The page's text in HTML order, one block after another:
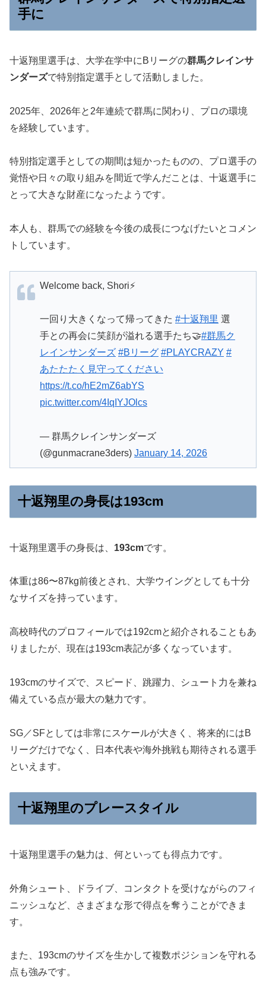
手に
十返翔里選手は、大学在学中にBリーグの群馬クレインサ
ンダーズで特別指定選手として活動しました。
2025年、2026年と2年連続で群馬に関わり、プロの環境
を経験しています。
特別指定選手としての期間は短かったものの、プロ選手の
覚悟や日々の取り組みを間近で学んだことは、十返選手に
とって大きな財産になったようです。
本人も、群馬での経験を今後の成長につなげたいとコメン
トしています。
Welcome back, Shori⚡️
一回り大きくなって帰ってきた #十返翔里 選
手との再会に笑顔が溢れる選手たち🤝#群馬ク
レインサンダーズ #Bリーグ #PLAYCRAZY #
あたたたく見守ってください
https://t.co/hE2mZ6abYS
pic.twitter.com/4IqIYJOlcs
— 群馬クレインサンダーズ
(@gunmacrane3ders) January 14, 2026
十返翔里の身長は193cm
十返翔里選手の身長は、 193cmです。
体重は86〜87kg前後とされ、大学ウイングとしても十分
なサイズを持っています。
高校時代のプロフィールでは192cmと紹介されることもあ
りましたが、現在は193cm表記が多くなっています。
193cmのサイズで、スピード、跳躍力、シュート力を兼ね
備えている点が最大の魅力です。
SG／SFとしては非常にスケールが大きく、将来的にはB
リーグだけでなく、日本代表や海外挑戦も期待される選手
といえます。
十返翔里のプレースタイル
十返翔里選手の魅力は、何といっても得点力です。
外角シュート、ドライブ、コンタクトを受けながらのフィ
ニッシュなど、さまざまな形で得点を奪うことができま
す。
また、193cmのサイズを生かして複数ポジションを守れる
点も強みです。